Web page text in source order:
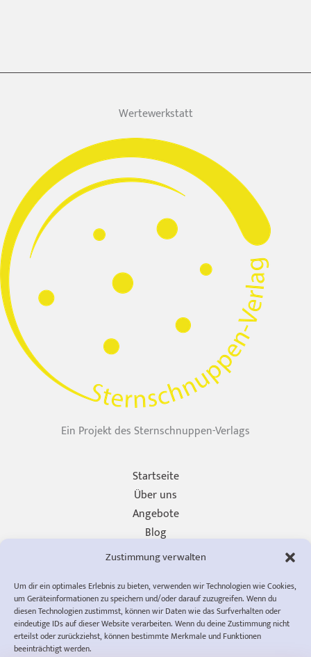
Zustimmung verwalten
Um dir ein optimales Erlebnis zu bieten, verwenden wir Technologien wie Cookies,
um Geräteinformationen zu speichern und/oder darauf zuzugreifen. Wenn du
diesen Technologien zustimmst, können wir Daten wie das Surfverhalten oder
eindeutige IDs auf dieser Website verarbeiten. Wenn du deine Zustimmung nicht
erteilst oder zurückziehst, können bestimmte Merkmale und Funktionen
beeinträchtigt werden.
Wertewerkstatt
Ein Projekt des Sternschnuppen-Verlags
Startseite
Über uns
Angebote
Blog
Unterstützen
Impressum
Datenschutzerklärung
Cookie-Richtlinie (EU)
AGB